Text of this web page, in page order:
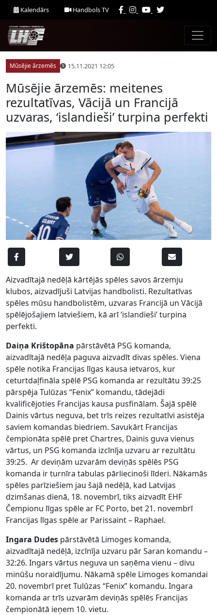
Kalendārs Handbols TV
Mūsējie ārzemēs 15.11.2021 12:05
Mūsējie ārzemēs: meitenes
rezultatīvas, Vācijā un Francijā
uzvaras, ‘islandieši’ turpina perfekti
Aizvadītajā nedēļā kārtējās spēles savos ārzemju
klubos, aizvadījuši Latvijas handbolisti. Rezultatīvas
spēles mūsu handbolistēm, uzvaras Francijā un Vācijā
spēlējošajiem latviešiem, kā arī ‘islandieši’ turpina
perfekti.
Daiņa Krištopāna pārstāvētā PSG komanda,
aizvadītajā nedēļa paguva aizvadīt divas spēles. Viena
spēle notika Francijas līgas kausa ietvaros, kur
ceturtdaļfināla spēlē PSG komanda ar rezultātu 39:25
pārspēja Tulūzas “Fenix” komandu, tādejādi
kvalificējoties Francijas kausa pusfinālam. Šajā spēlē
Dainis vārtus neguva, bet trīs reizes rezultatīvi asistēja
saviem komandas biedriem. Savukārt Francijas
čempionāta spēlē pret Chartres, Dainis guva vienus
vārtus, un PSG komanda izcīnīja uzvaru ar rezultātu
39:25. Ar deviņām uzvarām deviņās spēlēs PSG
komanda ir turnīra tabulas pārliecinoši līderi. Nākamās
spēles parīziešiem jau šajā nedēļā, kad Latvijas
dzimšanas dienā, 18. novembrī, tiks aizvadīt EHF
Čempionu līgas spēle ar FC Porto, bet 21. novembrī
Francijas līgas spēle ar Parissaint – Raphael.
Ingara Dudes pārstāvētā Limoges komanda,
aizvadītajā nedēļā, izcīnīja uzvaru pār Saran komandu –
32:26. Ingars vārtus neguva un saņēma vienu – divu
minūšu noraidījumu. Nākamā spēle Limoges komandai
20. novembrī pret Tulūzas “Fenix” komandu. Ingara
komanda ar trīs uzvarām deviņās spēlēs Francijas
čempionātā ieņem 10. vietu.